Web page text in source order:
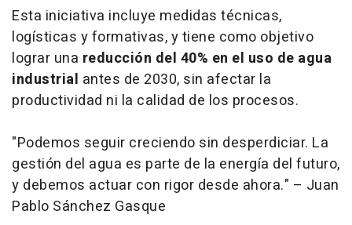
Esta iniciativa incluye medidas técnicas,
logísticas y formativas, y tiene como objetivo
lograr una reducción del 40% en el uso de agua
industrial antes de 2030, sin afectar la
productividad ni la calidad de los procesos.
"Podemos seguir creciendo sin desperdiciar. La
gestión del agua es parte de la energía del futuro,
y debemos actuar con rigor desde ahora." – Juan
Pablo Sánchez Gasque